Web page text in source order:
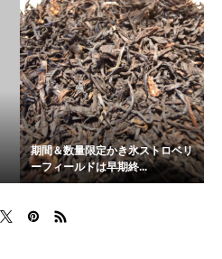
期間＆数量限定かき氷ストロベリ
ーフィールドは早期終...